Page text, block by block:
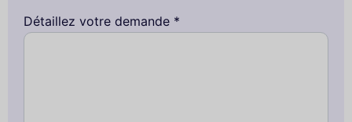
Détaillez votre demande *